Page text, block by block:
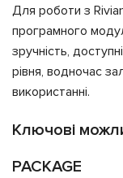
Для роботи з
програмного
зручність,
рівня, водночас
використанні.
Ключові
PACKAGE